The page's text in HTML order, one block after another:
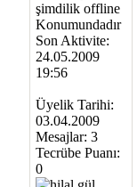
Son Aktivite:
24.05.2009
19:56
Üyelik Tarihi:
03.04.2009
Mesajlar: 3
Tecrübe Puanı:
0